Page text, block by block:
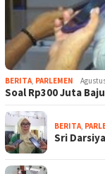
BERITA, PARLEMEN
Soal Rp300 Juta
BERITA,
Sri